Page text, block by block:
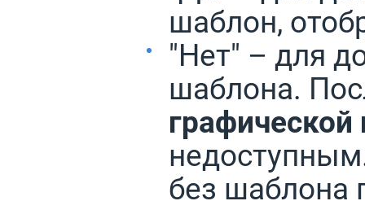
шаблон,
"Нет" – для
шаблона.
графической
без шаблона